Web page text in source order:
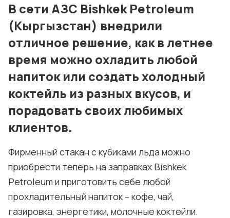
Мнения
Видео
Подписка
Условия использования материалов
Политика конфиденциальности и cookie
В сети АЗС Bishkek Petroleum
(Кыргызстан) внедрили
отличное решение, как в летнее
время можно охладить любой
напиток или создать холодный
коктейль из разных вкусов, и
порадовать своих любимых
клиентов.
Фирменный стакан с кубиками льда можно
приобрести теперь на заправках Bishkek
Petroleum и приготовить себе любой
прохладительный напиток – кофе, чай,
газировка, энергетики, молочные коктейли.